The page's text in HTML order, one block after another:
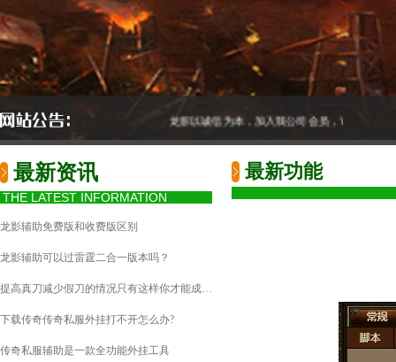
龙影以诚信为本，加入我公司会员，YY语音售后
最新资讯
THE LATEST INFORMATION
龙影辅助免费版和收费版区别
龙影辅助可以过雷霆二合一版本吗？
提高真刀减少假刀的情况只有这样你才能成…
​下载传奇传奇私服外挂打不开怎么办?
传奇私服辅助是一款全功能外挂工具
最新功能